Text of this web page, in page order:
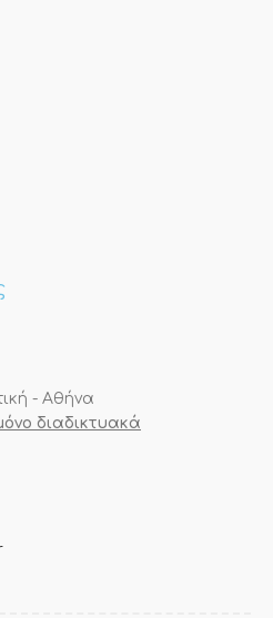
- Αθήνα
διαδικτυακά